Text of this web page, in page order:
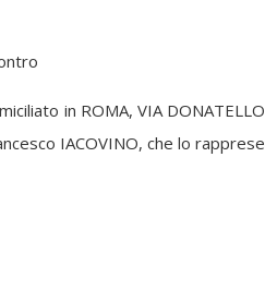
in ROMA, VIA
IACOVINO, che lo